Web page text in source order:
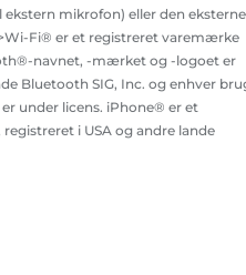
mikrofon) eller den eksterne
Fi® er et registreret varemærke
navnet, -mærket og -logoet er
Bluetooth SIG, Inc. og enhver
under licens. iPhone® er et
i USA og andre lande